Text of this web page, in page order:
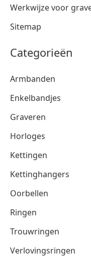
Werkwijze voor
Sitemap
Categorieën
Armbanden
Enkelbandjes
Graveren
Horloges
Kettingen
Kettinghangers
Oorbellen
Ringen
Trouwringen
Verlovingsringen